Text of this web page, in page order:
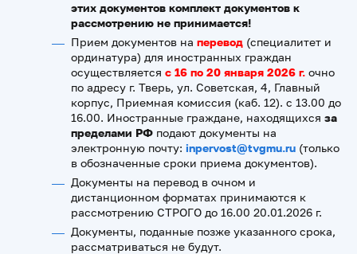
этих документов комплект документов к
рассмотрению не принимается!
Прием документов на перевод (специалитет и
ординатура) для иностранных граждан
осуществляется с 16 по 20 января 2026 г. очно
по адресу г. Тверь, ул. Советская, 4, Главный
корпус, Приемная комиссия (каб. 12). с 13.00 до
16.00. Иностранные граждане, находящихся за
пределами РФ подают документы на
электронную почту: inpervost@tvgmu.ru (только
в обозначенные сроки приема документов).
Документы на перевод в очном и
дистанционном форматах принимаются к
рассмотрению СТРОГО до 16.00 20.01.2026 г.
Документы, поданные позже указанного срока,
рассматриваться не будут.